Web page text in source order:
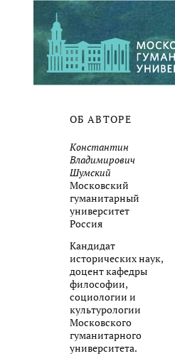
ОБ АВТОРЕ
Константин
Владимирович
Шумский
Московский
гуманитарный
университет
Россия
Кандидат
исторических наук,
доцент кафедры
философии,
социологии и
культурологии
Московского
гуманитарного
университета.